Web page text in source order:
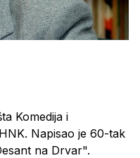
Komedija i
Napisao je 60-tak
na Drvar".